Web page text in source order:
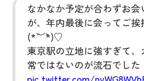
なかなか予定が合わずお
が、年内最後に会ってご
(*´︶`*)♡
東京駅の立地に強すぎて
常ではないのが流石でした